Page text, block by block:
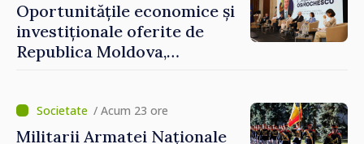
Oportunitățile economice și
investiționale oferite de
Republica Moldova,
Forumul Diasporei
/ Acum 23 ore
Militarii Armatei Naționale